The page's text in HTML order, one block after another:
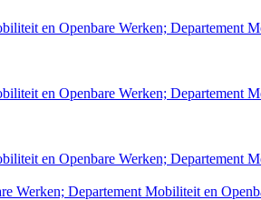
en Openbare Werken; Departement
en Openbare Werken; Departement
en Openbare Werken; Departement
Werken; Departement Mobiliteit en